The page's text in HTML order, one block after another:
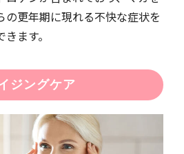
の更年期に現れる不快な症状を
ます。
ジングケア